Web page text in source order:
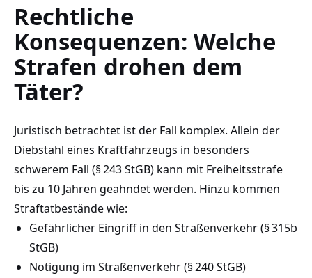
Rechtliche
Konsequenzen: Welche
Strafen drohen dem
Täter?
Juristisch betrachtet ist der Fall komplex. Allein der
Diebstahl eines Kraftfahrzeugs in besonders
schwerem Fall (§ 243 StGB) kann mit Freiheitsstrafe
bis zu 10 Jahren geahndet werden. Hinzu kommen
Straftatbestände wie:
Gefährlicher Eingriff in den Straßenverkehr (§ 315b
StGB)
Nötigung im Straßenverkehr (§ 240 StGB)